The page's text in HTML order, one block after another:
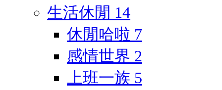
生活休閒 14
休閒哈啦 7
感情世界 2
上班一族 5